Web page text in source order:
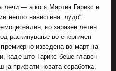
лечи — а кога Мартин Гарикс и
нешто навистина „лудо“.
но заразен летен
раскинување во енергичен
изведена во март на
каде што Гарикс беше главен
прифати новата соработка,